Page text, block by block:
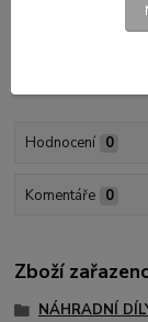
Záruka
Hodnocení 0
Komentáře 0
Zboží
NÁHRADNÍ